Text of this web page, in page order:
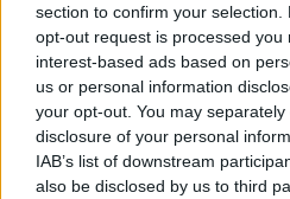
section to confirm your
opt-out request is processed you
interest-based ads based on
us or personal information
your opt-out. You may
disclosure of your personal
IAB’s list of downstream
also be disclosed by us to third
Ακίνητα (ΓΙΑΝΝΗΣ